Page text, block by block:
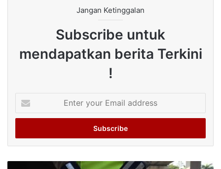
Jangan Ketinggalan
Subscribe untuk
mendapatkan berita Terkini
!
your
Email